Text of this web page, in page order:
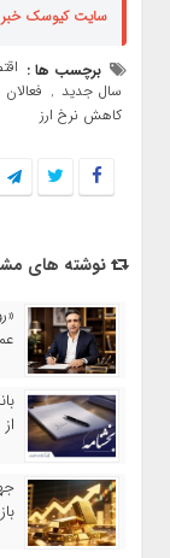
سایت کیوسک خبر
برچسب ها :
سال جدید ,
کاهش نرخ ارز
نوشته های